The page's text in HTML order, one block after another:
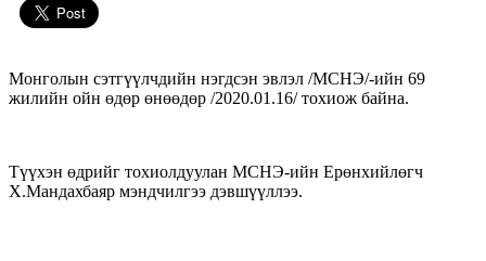
Монголын сэтгүүлчдийн нэгдсэн эвлэл /МСНЭ/-ийн 69
жилийн ойн өдөр өнөөдөр /2020.01.16/ тохиож байна.
Түүхэн өдрийг тохиолдуулан МСНЭ-ийн Ерөнхийлөгч
Х.Мандахбаяр мэндчилгээ дэвшүүллээ.